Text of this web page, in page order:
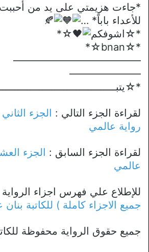
*جاءت هزيمتي على يد من
للأعداء باباً* …
*☆اشوفكم
☆*
*☆bnan☆*
————————————–
———————
لقراءة الجزء التالي : الجزء
رواية عالمي
لقراءة الجزء السابق : الجزء
عالمي
للإطلاع علي فهرس اجزاء
جميع الاجزاء كاملة ) للكاتبة بنان
جميع حقوق الرواية محفوظة